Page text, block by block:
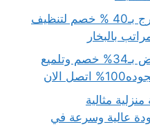
شركة تنظيف مفروشات بالخرج بـ40 % خصم لتنظيف
بالبخار
شركة تنظيف سيراميك بالرياض بـ34% خصم وتلميع
الان
مثالية
عالية وسرعة في